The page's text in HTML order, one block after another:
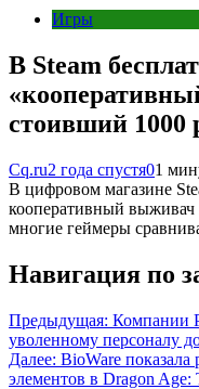
Игры
В Steam
стоивший 1000
Cq.ru2 года спустя01
В цифровом магазине
кооперативный выживач
многие геймеры
Навигация по
Предыдущая: Компании
уволенному персоналу
Далее: BioWare
элементов в Dragon Age: